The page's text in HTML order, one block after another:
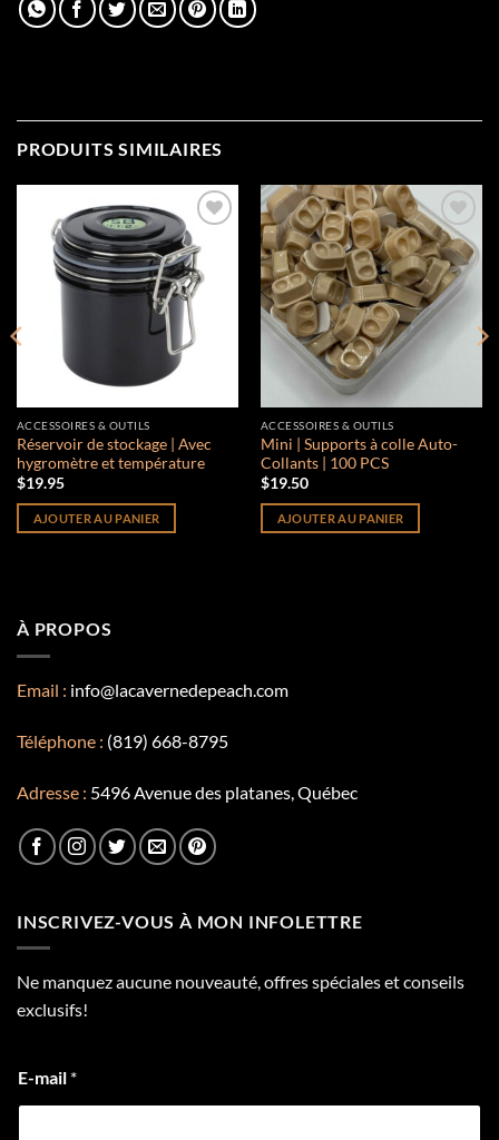
PRODUITS SIMILAIRES
Add to
wishlist
ACCESSOIRES & OUTILS
Réservoir de stockage | Avec
hygromètre et température
$19.95
AJOUTER AU PANIER
Add to
wishlist
ACCESSOIRES & OUTILS
Mini | Supports à colle Auto-
Collants | 100 PCS
$19.50
AJOUTER AU PANIER
À PROPOS
Email : info@lacavernedepeach.com
Téléphone : (819) 668-8795
Adresse : 5496 Avenue des platanes, Québec
INSCRIVEZ-VOUS À MON INFOLETTRE
Ne manquez aucune nouveauté, offres spéciales et conseils
exclusifs!
E-mail *